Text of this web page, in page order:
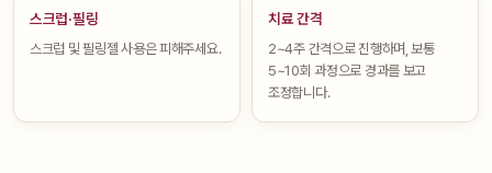
스크럽·필링
스크럽 및 필링젤 사용은 피해주세요.
치료 간격
2~4주 간격으로 진행하며, 보통
5~10회 과정으로 경과를 보고
조정합니다.